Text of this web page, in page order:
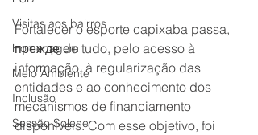
Visitas aos bairros
Homenagem
Meio Ambiente
Inclusão
Sessão Solene
Fortalecer o esporte capixaba passa,
прежде de tudo, pelo acesso à
informação, à regularização das
entidades e ao conhecimento dos
mecanismos de financiamento
disponíveis. Com esse objetivo, foi